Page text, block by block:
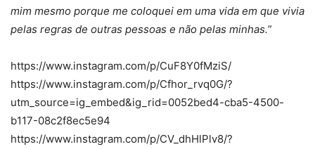
mim mesmo porque me coloquei em uma vida em que vivia
pelas regras de outras pessoas e não pelas minhas.”
https://www.instagram.com/p/CuF8Y0fMziS/
https://www.instagram.com/p/Cfhor_rvq0G/?
utm_source=ig_embed&ig_rid=0052bed4-cba5-4500-
b117-08c2f8ec5e94
https://www.instagram.com/p/CV_dhHlPlv8/?